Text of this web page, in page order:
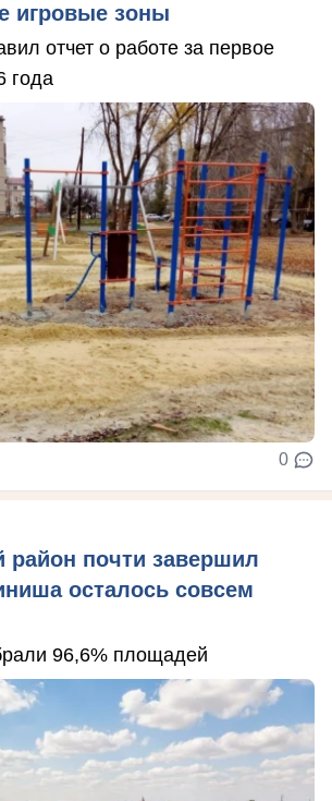
игровые зоны
отчет о работе за первое
года
0
район почти завершил
осталось совсем
96,6% площадей